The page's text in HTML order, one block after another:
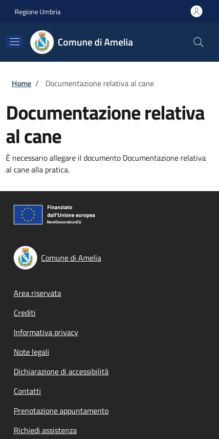
Regione Umbria
Comune di Amelia
Briciole di pane
Home / Documentazione relativa al cane
Documentazione relativa
al cane
È necessario allegare il documento Documentazione relativa
al cane alla pratica.
Comune di Amelia
Footer menu
Area riservata
Crediti
Informativa privacy
Note legali
Dichiarazione di accessibilità
Contatti
Prenotazione appuntamento
Richiedi assistenza